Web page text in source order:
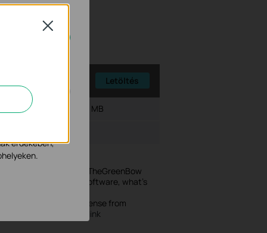
Letöltés
5.81 MB
folder. You can click TheGreenBow
download the latest software, what's
using instructions.
purchase full license from
thegreenbow.com/tplink
Close
érdekében,